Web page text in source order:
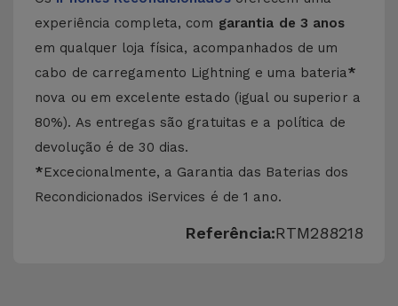
experiência completa, com garantia de 3 anos
em qualquer loja física, acompanhados de um
cabo de carregamento Lightning e uma bateria*
nova ou em excelente estado (igual ou superior a
80%). As entregas são gratuitas e a política de
devolução é de 30 dias.
*Excecionalmente, a Garantia das Baterias dos
Recondicionados iServices é de 1 ano.
Referência:RTM288218